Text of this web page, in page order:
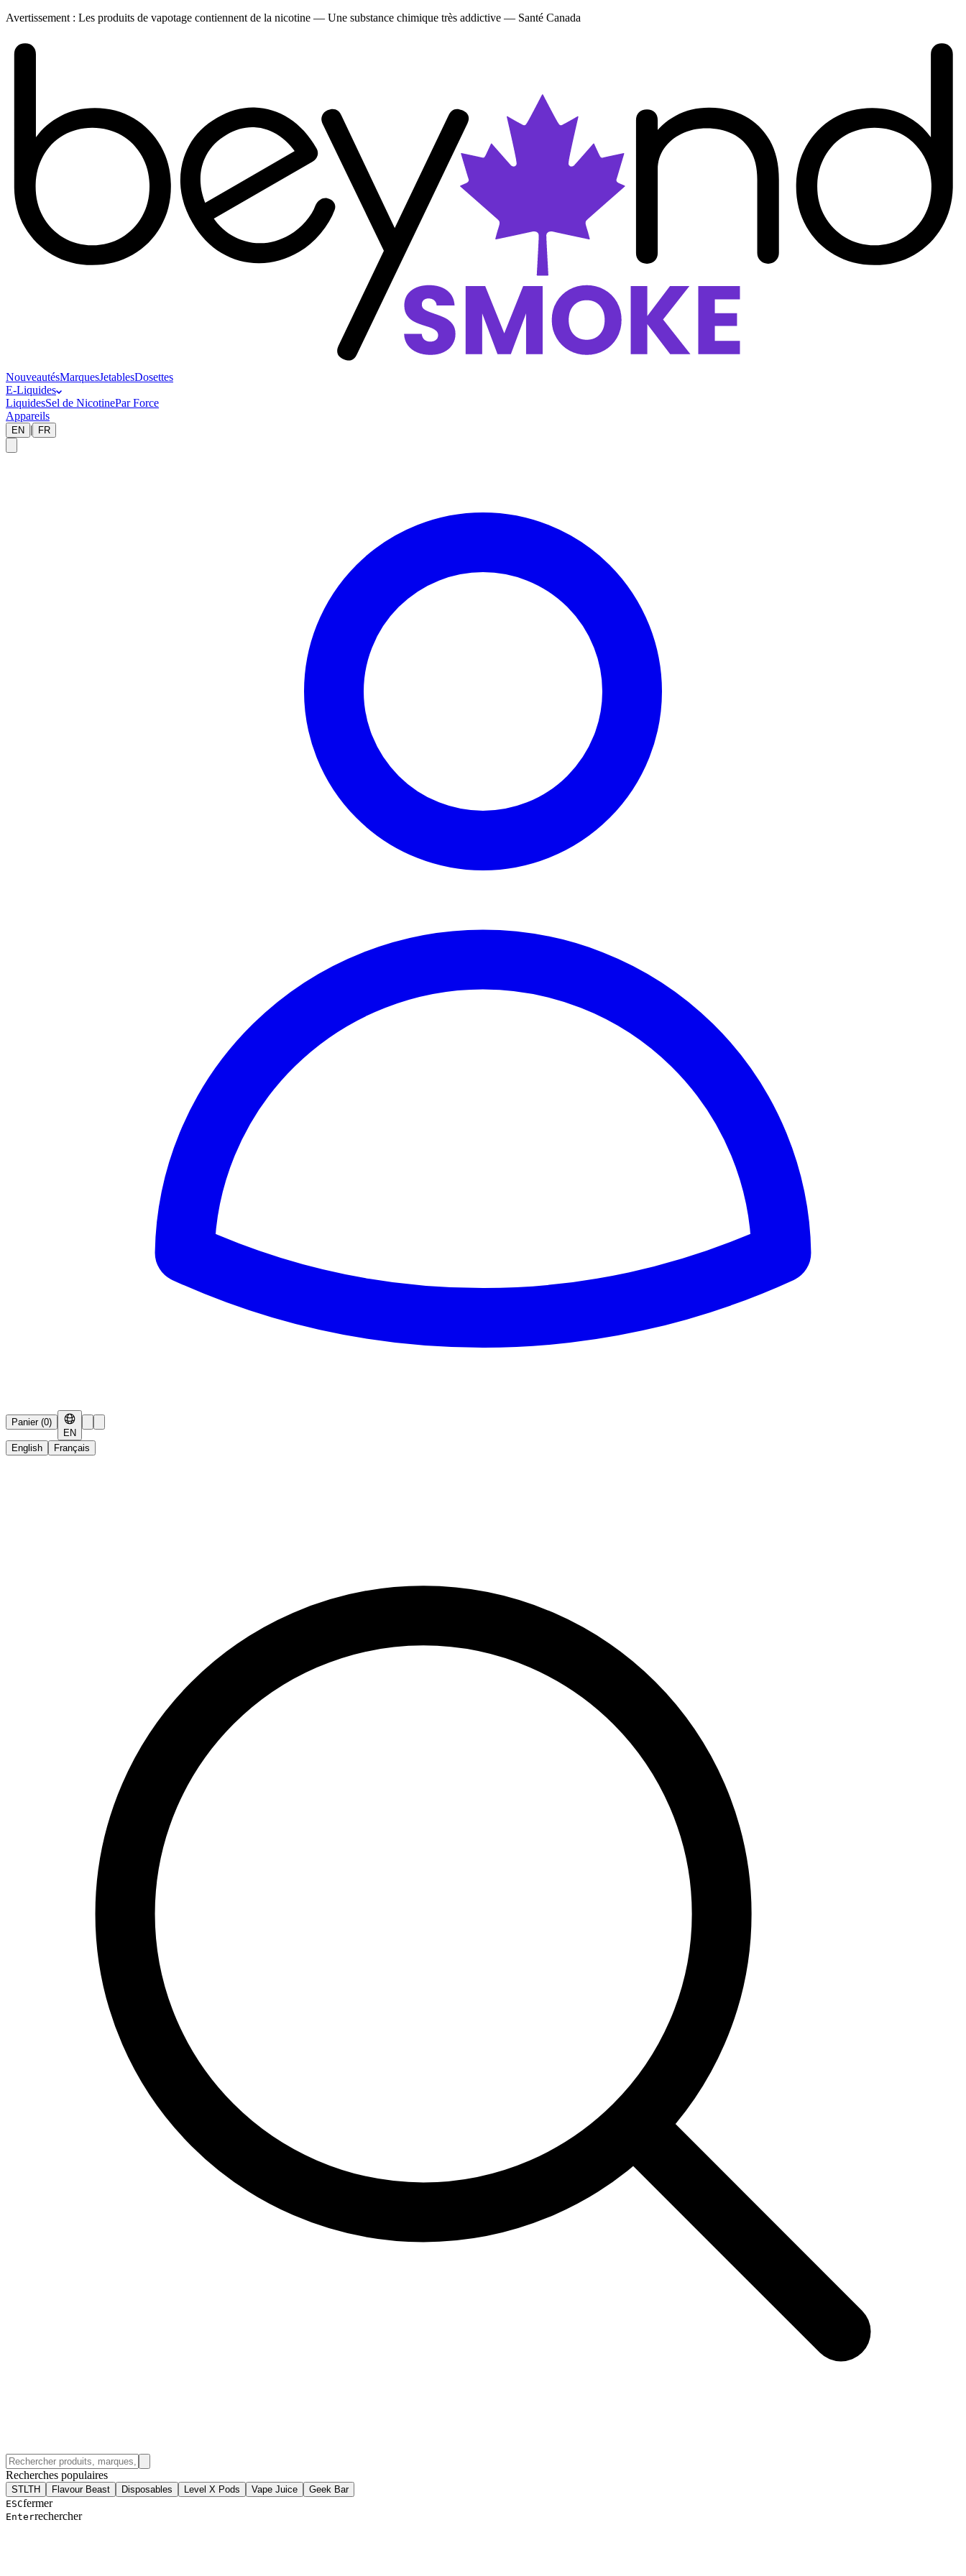
Avertissement : Les produits de vapotage contiennent de la nicotine — Une substance chimique très addictive — Santé Canada
NouveautésMarquesJetablesDosettes
E-Liquides
LiquidesSel de NicotinePar Force
Appareils
EN | FR
Panier(0)
EN
English
Français
Recherches populaires
STLTH Flavour Beast Disposables Level X Pods Vape Juice
Geek Bar
ESCfermer
Enterrechercher